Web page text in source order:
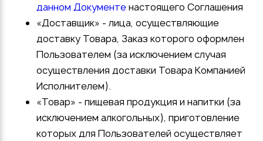
данном Документенастоящего Соглашения
«Доставщик» - лица, осуществляющие
доставку Товара, Заказ которого оформлен
Пользователем (за исключением случая
осуществления доставки Товара Компанией
Исполнителем).
«Товар» - пищевая продукция и напитки (за
исключением алкогольных), приготовление
которых для Пользователей осуществляет